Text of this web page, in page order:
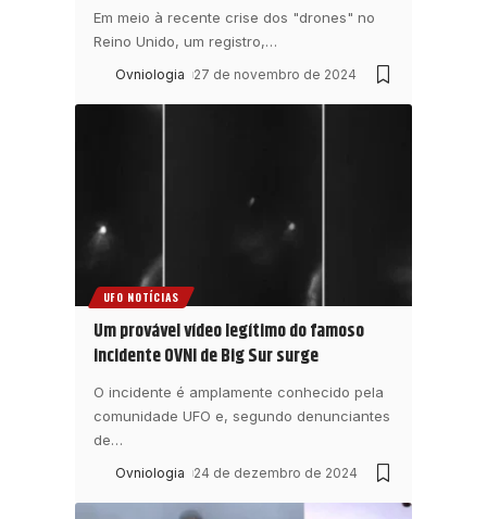
Em meio à recente crise dos "drones" no
Reino Unido, um registro,…
Ovniologia 27 de novembro de 2024
UFO NOTÍCIAS
Um provável vídeo legítimo do famoso
incidente OVNI de Big Sur surge
O incidente é amplamente conhecido pela
comunidade UFO e, segundo denunciantes
de…
Ovniologia 24 de dezembro de 2024